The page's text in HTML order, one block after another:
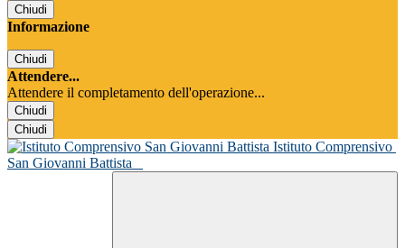
Chiudi
Informazione
Chiudi
Attendere...
Attendere il completamento dell'operazione...
Chiudi
Chiudi
Istituto Comprensivo
San Giovanni Battista